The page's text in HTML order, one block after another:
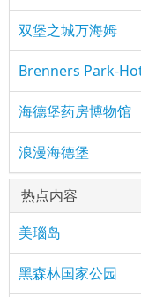
双堡之城万海姆
Brenners Park-
海德堡药房博物馆
浪漫海德堡
热点内容
美瑙岛
黑森林国家公园